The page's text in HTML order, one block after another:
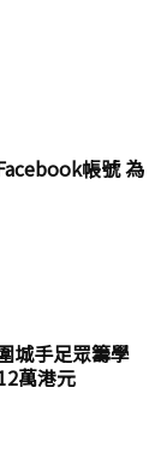
帳號 為
城手足眾籌學
萬港元